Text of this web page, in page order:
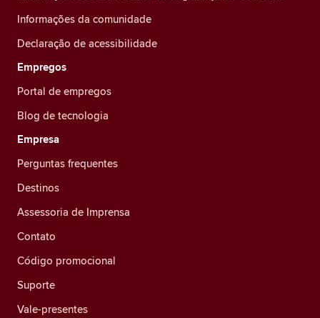
Informações da comunidade
Declaração de acessibilidade
Empregos
Portal de empregos
Blog de tecnologia
Empresa
Perguntas frequentes
Destinos
Assessoria de Imprensa
Contato
Código promocional
Suporte
Vale-presentes